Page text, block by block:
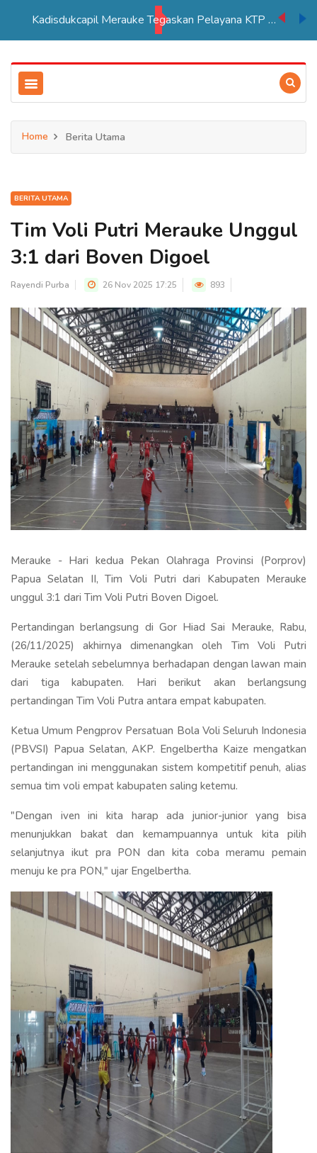
Kadisdukcapil Merauke Tegaskan Pelayana KTP Sesuai SOP
Home Berita Utama
BERITA UTAMA
Tim Voli Putri Merauke Unggul
3:1 dari Boven Digoel
Rayendi Purba 26 Nov 2025 17:25 893
Merauke - Hari kedua Pekan Olahraga Provinsi (Porprov)
Papua Selatan II, Tim Voli Putri dari Kabupaten Merauke
unggul 3:1 dari Tim Voli Putri Boven Digoel.
Pertandingan berlangsung di Gor Hiad Sai Merauke, Rabu,
(26/11/2025) akhirnya dimenangkan oleh Tim Voli Putri
Merauke setelah sebelumnya berhadapan dengan lawan main
dari tiga kabupaten. Hari berikut akan berlangsung
pertandingan Tim Voli Putra antara empat kabupaten.
Ketua Umum Pengprov Persatuan Bola Voli Seluruh Indonesia
(PBVSI) Papua Selatan, AKP. Engelbertha Kaize mengatkan
pertandingan ini menggunakan sistem kompetitif penuh, alias
semua tim voli empat kabupaten saling ketemu.
"Dengan iven ini kita harap ada junior-junior yang bisa
menunjukkan bakat dan kemampuannya untuk kita pilih
selanjutnya ikut pra PON dan kita coba meramu pemain
menuju ke pra PON," ujar Engelbertha.